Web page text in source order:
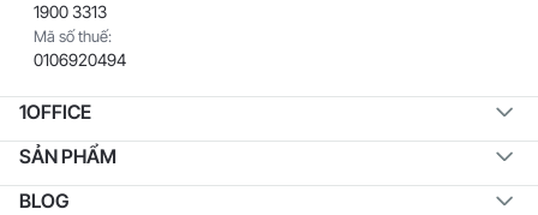
1900 3313
Mã số thuế:
0106920494
1OFFICE
SẢN PHẨM
BLOG